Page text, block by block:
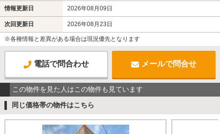
情報更新日 2026年08月09日
次回更新日 2026年08月23日
※各種情報と差異がある場合は現況優先となります
電話で問合わせ メールで問合せ
この物件を見た人はこの物件も見ています
同じ価格帯の物件はこちら